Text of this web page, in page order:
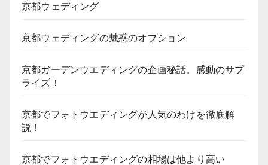
京都ウェディング
京都ウェディングの魅惑のオプション
京都ガーデンウエディングの企画秘話。感動のサプ
ライズ！
京都でフォトウエディングが人気のわけを徹底解
説！
京都でフォトウエディングの相場は他より高い